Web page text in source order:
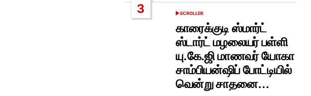
3
POSTED
SCROLLER
காரைக்குடி ஸ்மார்ட்
ஸ்டார்ட் மழலையர் பள்ளி
யு.கே.ஜி மாணவர் யோகா
சாம்பியன்ஷிப் போட்டியில்
வென்று சாதனை…